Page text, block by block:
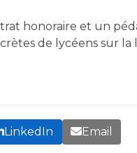
honoraire et un
de lycéens sur la
LinkedIn Email